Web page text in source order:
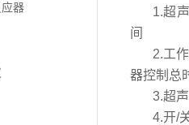
器
1.超
间
2.工
器控制总
3.超
4.开/